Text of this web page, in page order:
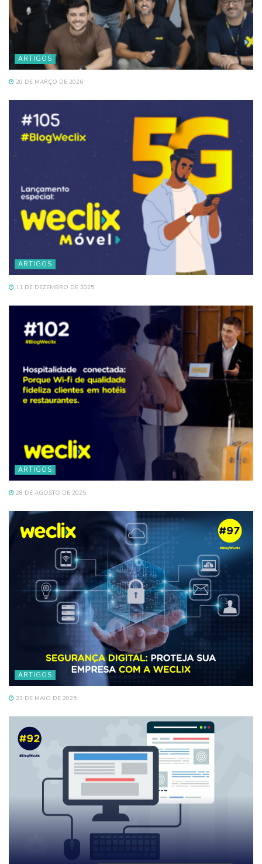
ARTIGOS
20 DE MARÇO DE 2026
ARTIGOS
11 DE DEZEMBRO DE 2025
ARTIGOS
28 DE AGOSTO DE 2025
ARTIGOS
23 DE MAIO DE 2025